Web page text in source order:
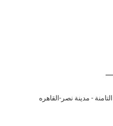
- مدينة نصر-القاهره